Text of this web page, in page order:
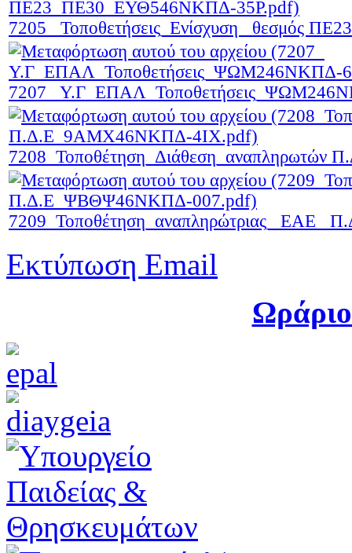
7205_ Τοποθετήσεις_Ενίσχυση _θεσμός
7207_
7209_Τοποθέτηση_αναπληρώτριας_
Εκτύπωση Email